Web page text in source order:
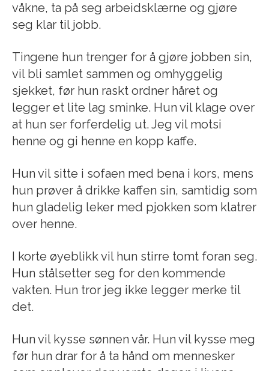
våkne, ta på seg arbeidsklærne og gjøre
seg klar til jobb.
Tingene hun trenger for å gjøre jobben sin,
vil bli samlet sammen og omhyggelig
sjekket, før hun raskt ordner håret og
legger et lite lag sminke. Hun vil klage over
at hun ser forferdelig ut. Jeg vil motsi
henne og gi henne en kopp kaffe.
Hun vil sitte i sofaen med bena i kors, mens
hun prøver å drikke kaffen sin, samtidig som
hun gladelig leker med pjokken som klatrer
over henne.
I korte øyeblikk vil hun stirre tomt foran seg.
Hun stålsetter seg for den kommende
vakten. Hun tror jeg ikke legger merke til
det.
Hun vil kysse sønnen vår. Hun vil kysse meg
før hun drar for å ta hånd om mennesker